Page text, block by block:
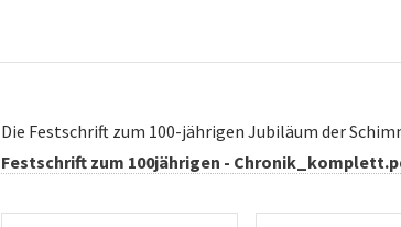
Die Festschrift zum 100-jährigen Jubiläum der
Festschrift zum 100jährigen -